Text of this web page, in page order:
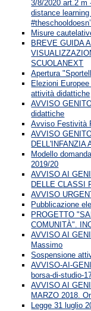
3/8/2020 art.2 m
distance
Misure
BREVE GUIDA
SCUOLANEXT
Apertura
Elezioni
attività didattiche
AVVISO
didattiche
Avviso Festività
AVVISO
DELL'INFANZIA
Modello
2019/20
AVVISO AI
DELLE CLASSI
AVVISO
Pubblicazione
PROGETTO
COMUNITÀ".
AVVISO AI
Massimo
Sospensione
AVVISO-AI-
borsa-di-studio-
AVVISO AI
MARZO 2018.
Legge 31 luglio